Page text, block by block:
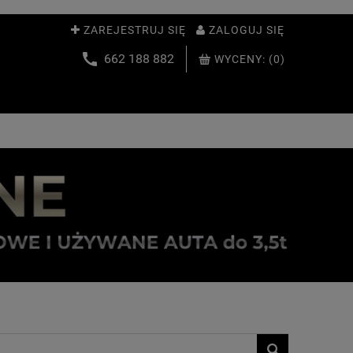
ZAREJESTRUJ SIĘ ZALOGUJ SIĘ
662 188 882 WYCENY: (0)